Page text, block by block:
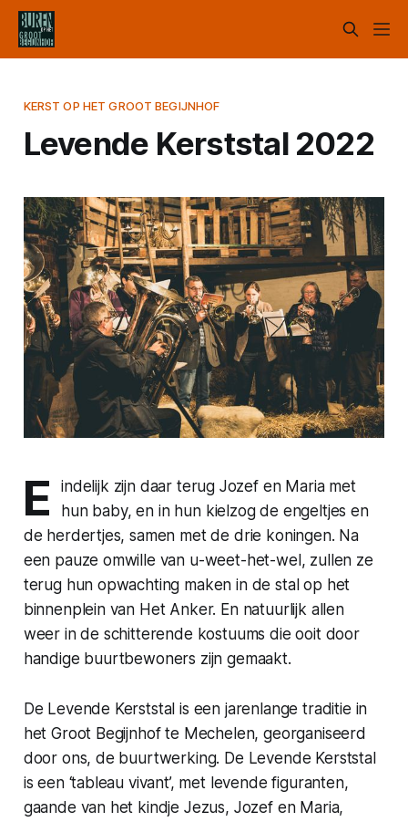
KERST OP HET GROOT BEGIJNHOF
Levende Kerststal 2022
E
indelijk zijn daar terug Jozef en Maria met
hun baby, en in hun kielzog de engeltjes en
de herdertjes, samen met de drie koningen. Na
een pauze omwille van u-weet-het-wel, zullen ze
terug hun opwachting maken in de stal op het
binnenplein van Het Anker. En natuurlijk allen
weer in de schitterende kostuums die ooit door
handige buurtbewoners zijn gemaakt.
De Levende Kerststal is een jarenlange traditie in
het Groot Begijnhof te Mechelen, georganiseerd
door ons, de buurtwerking. De Levende Kerststal
is een ‘tableau vivant’, met levende figuranten,
gaande van het kindje Jezus, Jozef en Maria,